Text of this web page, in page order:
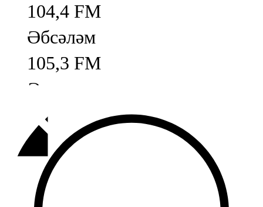
104,4 FM
Әбсәләм
105,3 FM
Әлмәт
92,9 FM
Базарлы матак
107,1 FM
Балык бистәсе